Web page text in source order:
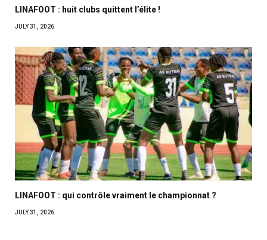
LINAFOOT : huit clubs quittent l’élite !
JULY 31, 2026
LINAFOOT : qui contrôle vraiment le championnat ?
JULY 31, 2026